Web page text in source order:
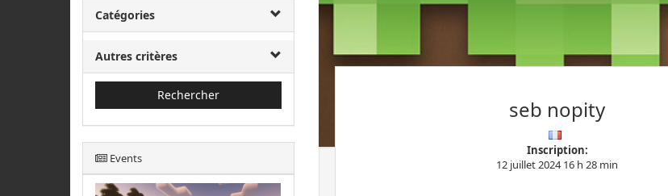
Catégories
Autres critères
Rechercher
Events
seb nopity
Inscription:
12 juillet 2024 16 h 28 min